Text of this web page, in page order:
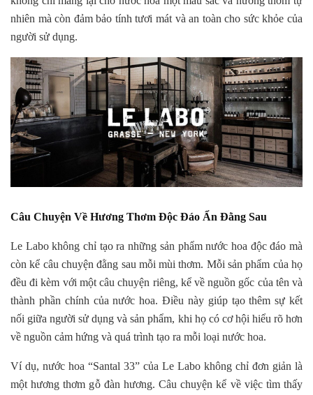
nhiên mà còn đảm bảo tính tươi mát và an toàn cho sức khỏe của
người sử dụng.
Câu Chuyện Về Hương Thơm Độc Đáo Ẩn Đằng Sau
Le Labo không chỉ tạo ra những sản phẩm nước hoa độc đáo mà
còn kể câu chuyện đằng sau mỗi mùi thơm. Mỗi sản phẩm của họ
đều đi kèm với một câu chuyện riêng, kể về nguồn gốc của tên và
thành phần chính của nước hoa. Điều này giúp tạo thêm sự kết
nối giữa người sử dụng và sản phẩm, khi họ có cơ hội hiểu rõ hơn
về nguồn cảm hứng và quá trình tạo ra mỗi loại nước hoa.
Ví dụ, nước hoa “Santal 33” của Le Labo không chỉ đơn giản là
một hương thơm gỗ đàn hương. Câu chuyện kể về việc tìm thấy